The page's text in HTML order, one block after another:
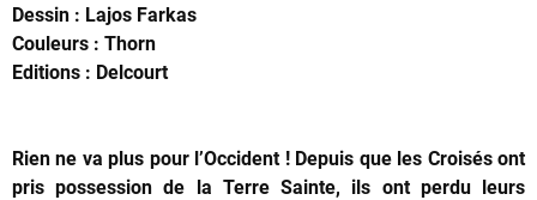
Dessin : Lajos Farkas
Couleurs : Thorn
Editions : Delcourt
Rien ne va plus pour l’Occident ! Depuis que les Croisés ont
pris possession de la Terre Sainte, ils ont perdu leurs